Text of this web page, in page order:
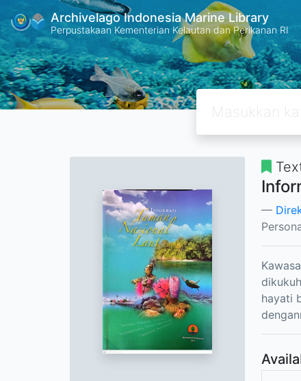
Archivelago Indonesia Marine Library
Perpustakaan Kementerian Kelautan dan Perikanan RI
hayati